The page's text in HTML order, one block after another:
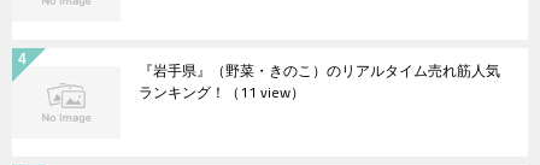
『岩手県』（野菜・きのこ）のリアルタイム売れ筋人気
ランキング！ （11 view）